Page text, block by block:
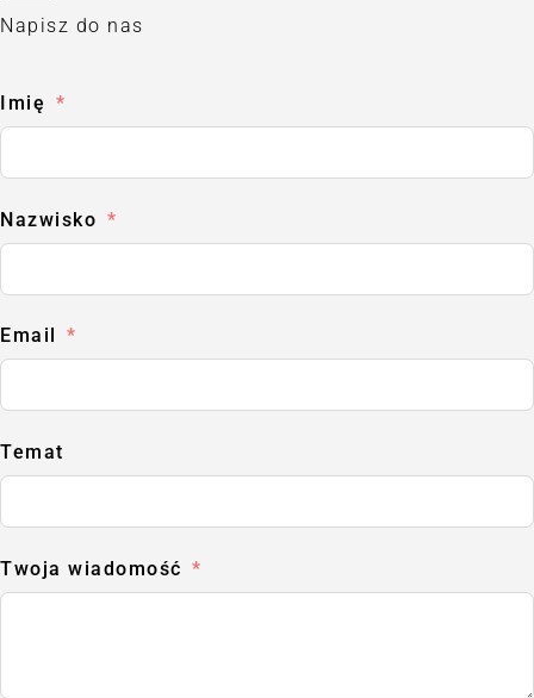
Napisz do nas
Imię
Nazwisko
Email
Temat
Twoja wiadomość